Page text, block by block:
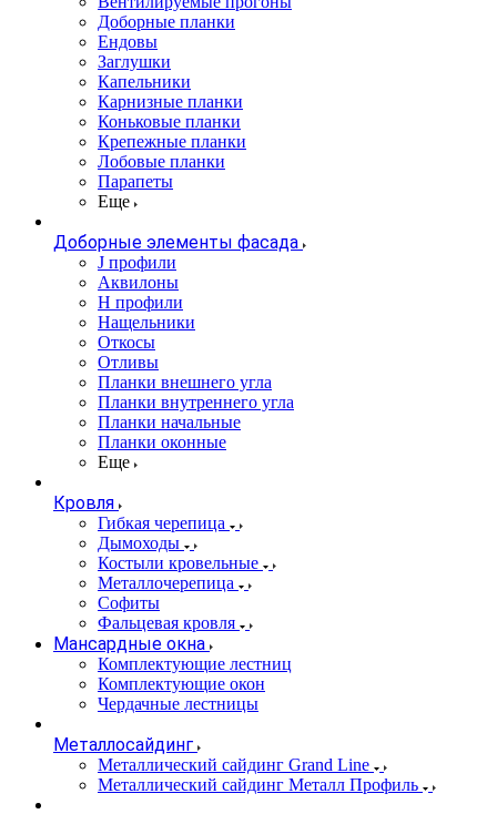
Доборные планки
Ендовы
Заглушки
Капельники
Карнизные планки
Коньковые планки
Крепежные планки
Лобовые планки
Парапеты
Еще
Доборные элементы фасада
J профили
Аквилоны
Н профили
Нащельники
Откосы
Отливы
Планки внешнего угла
Планки внутреннего угла
Планки начальные
Планки оконные
Еще
Кровля
Гибкая черепица
Дымоходы
Костыли кровельные
Металлочерепица
Софиты
Фальцевая кровля
Мансардные окна
Комплектующие лестниц
Комплектующие окон
Чердачные лестницы
Металлосайдинг
Металлический сайдинг Grand Line
Металлический сайдинг Металл Профиль